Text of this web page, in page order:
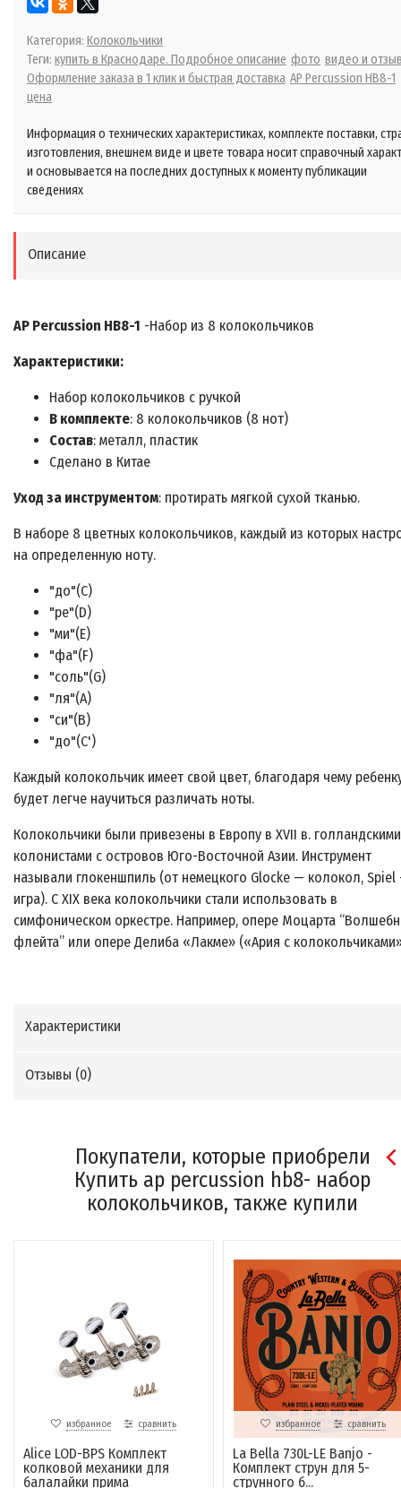
Категория: Колокольчики
Теги: купить в Краснодаре. Подробное описание фото видео и
Оформление заказа в 1 клик и быстрая доставка AP Percussion HB8-1
цена
Информация о технических характеристиках, комплекте поставки,
изготовления, внешнем виде и цвете товара носит справочный
и основывается на последних доступных к моменту публикации
сведениях
Описание
AP Percussion HB8-1 -Набор из 8 колокольчиков
Характеристики:
Набор колокольчиков с ручкой
В комплекте: 8 колокольчиков (8 нот)
Состав: металл, пластик
Сделано в Китае
Уход за инструментом: протирать мягкой сухой тканью.
В наборе 8 цветных колокольчиков, каждый из которых
на определенную ноту.
"до"(С)
"ре"(D)
"ми"(E)
"фа"(F)
"соль"(G)
"ля"(A)
"си"(B)
"до"(C')
Каждый колокольчик имеет свой цвет, благодаря чему
будет легче научиться различать ноты.
Колокольчики были привезены в Европу в XVII в. голландскими
колонистами с островов Юго-Восточной Азии. Инструмент
называли глокеншпиль (от немецкого Glocke — колокол,
игра). С XIX века колокольчики стали использовать в
симфоническом оркестре. Например, опере Моцарта
флейта” или опере Делиба «Лакме» («Ария с
Характеристики
Отзывы (0)
Покупатели, которые приобрели
Купить ap percussion hb8- набор
колокольчиков, также купили
избранное сравнить
Alice LOD-BPS Комплект
колковой механики для
балалайки прима
избранное сравнить
La Bella 730L-LE Banjo -
Комплект струн для 5-
струнного б...